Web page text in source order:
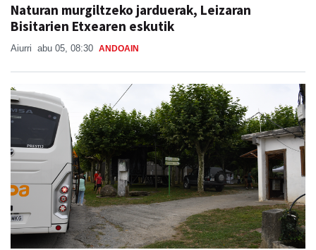
Naturan murgiltzeko jarduerak, Leizaran
Bisitarien Etxearen eskutik
Aiurri abu 05, 08:30 ANDOAIN